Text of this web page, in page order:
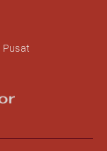
Pusat